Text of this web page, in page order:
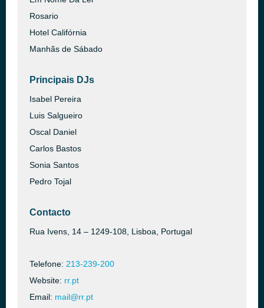
Rosario
Hotel Califórnia
Manhãs de Sábado
Principais DJs
Isabel Pereira
Luis Salgueiro
Oscal Daniel
Carlos Bastos
Sonia Santos
Pedro Tojal
Contacto
Rua Ivens, 14 – 1249-108, Lisboa, Portugal
Telefone: 213-239-200
Website: rr.pt
Email: mail@rr.pt